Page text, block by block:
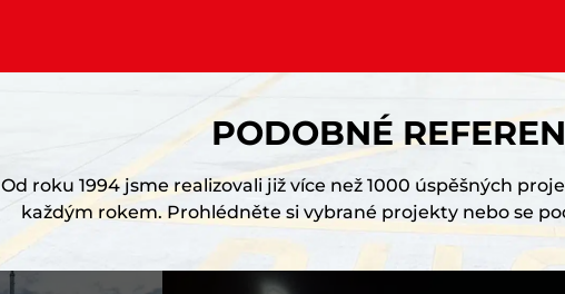
PODOBNÉ
Od roku 1994 jsme realizovali již více než 1000 úspěšných
každým rokem. Prohlédněte si vybrané projekty nebo se